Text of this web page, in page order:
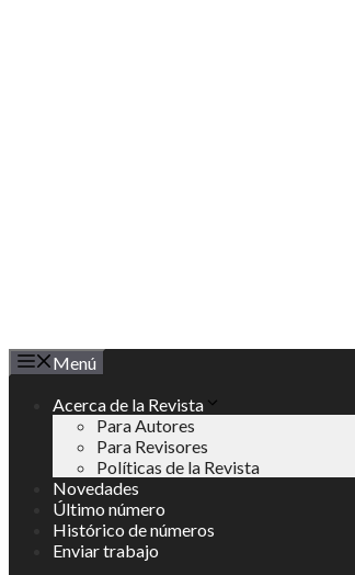
Menú
Acerca de la Revista
Para Autores
Para Revisores
Políticas de la Revista
Novedades
Último número
Histórico de números
Enviar trabajo